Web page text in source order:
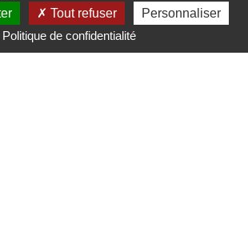
Nos magasins
Tout refuser
Personnaliser
Politique de confidentialité